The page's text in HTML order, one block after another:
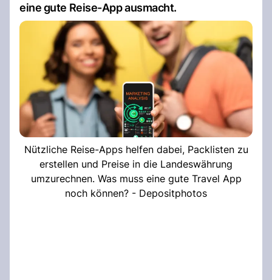
eine gute Reise-App ausmacht.
Nützliche Reise-Apps helfen dabei, Packlisten zu
erstellen und Preise in die Landeswährung
umzurechnen. Was muss eine gute Travel App
noch können? - Depositphotos